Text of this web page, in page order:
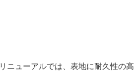
ニューアルでは、表地に耐久性の